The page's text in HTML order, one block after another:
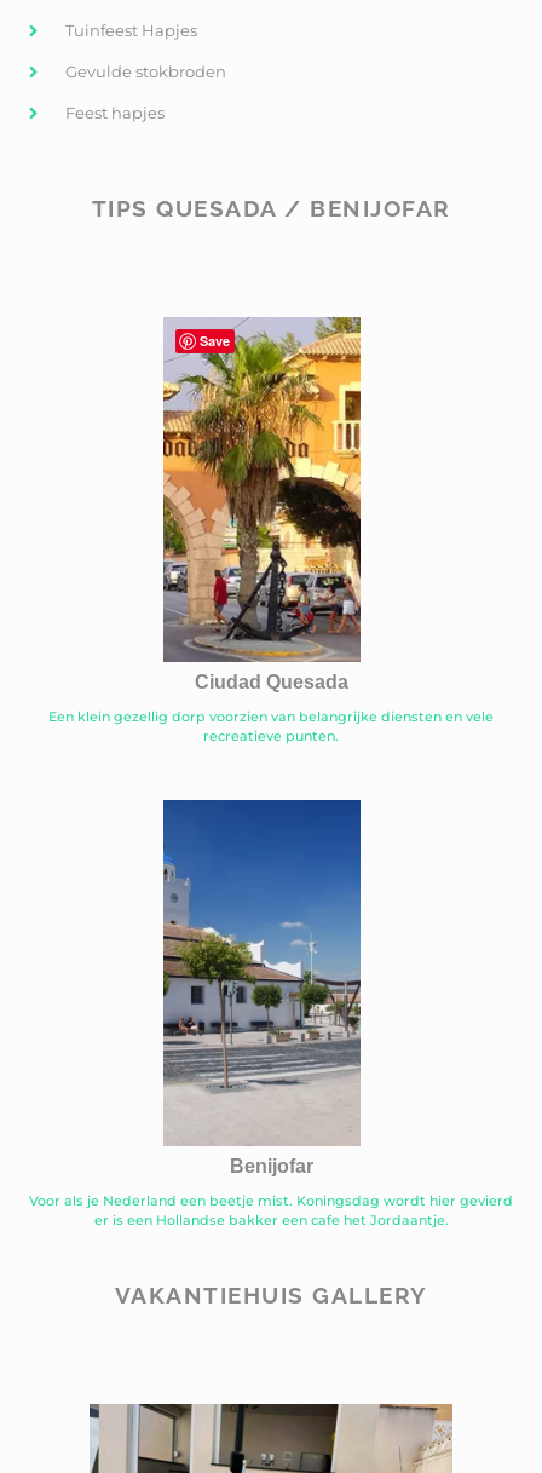
Tuinfeest Hapjes
Gevulde stokbroden
Feest hapjes
TIPS QUESADA / BENIJOFAR
Ciudad Quesada
Een klein gezellig dorp voorzien van belangrijke diensten en vele
recreatieve punten.
Benijofar
Voor als je Nederland een beetje mist. Koningsdag wordt hier gevierd
er is een Hollandse bakker een cafe het Jordaantje.
VAKANTIEHUIS GALLERY
Save